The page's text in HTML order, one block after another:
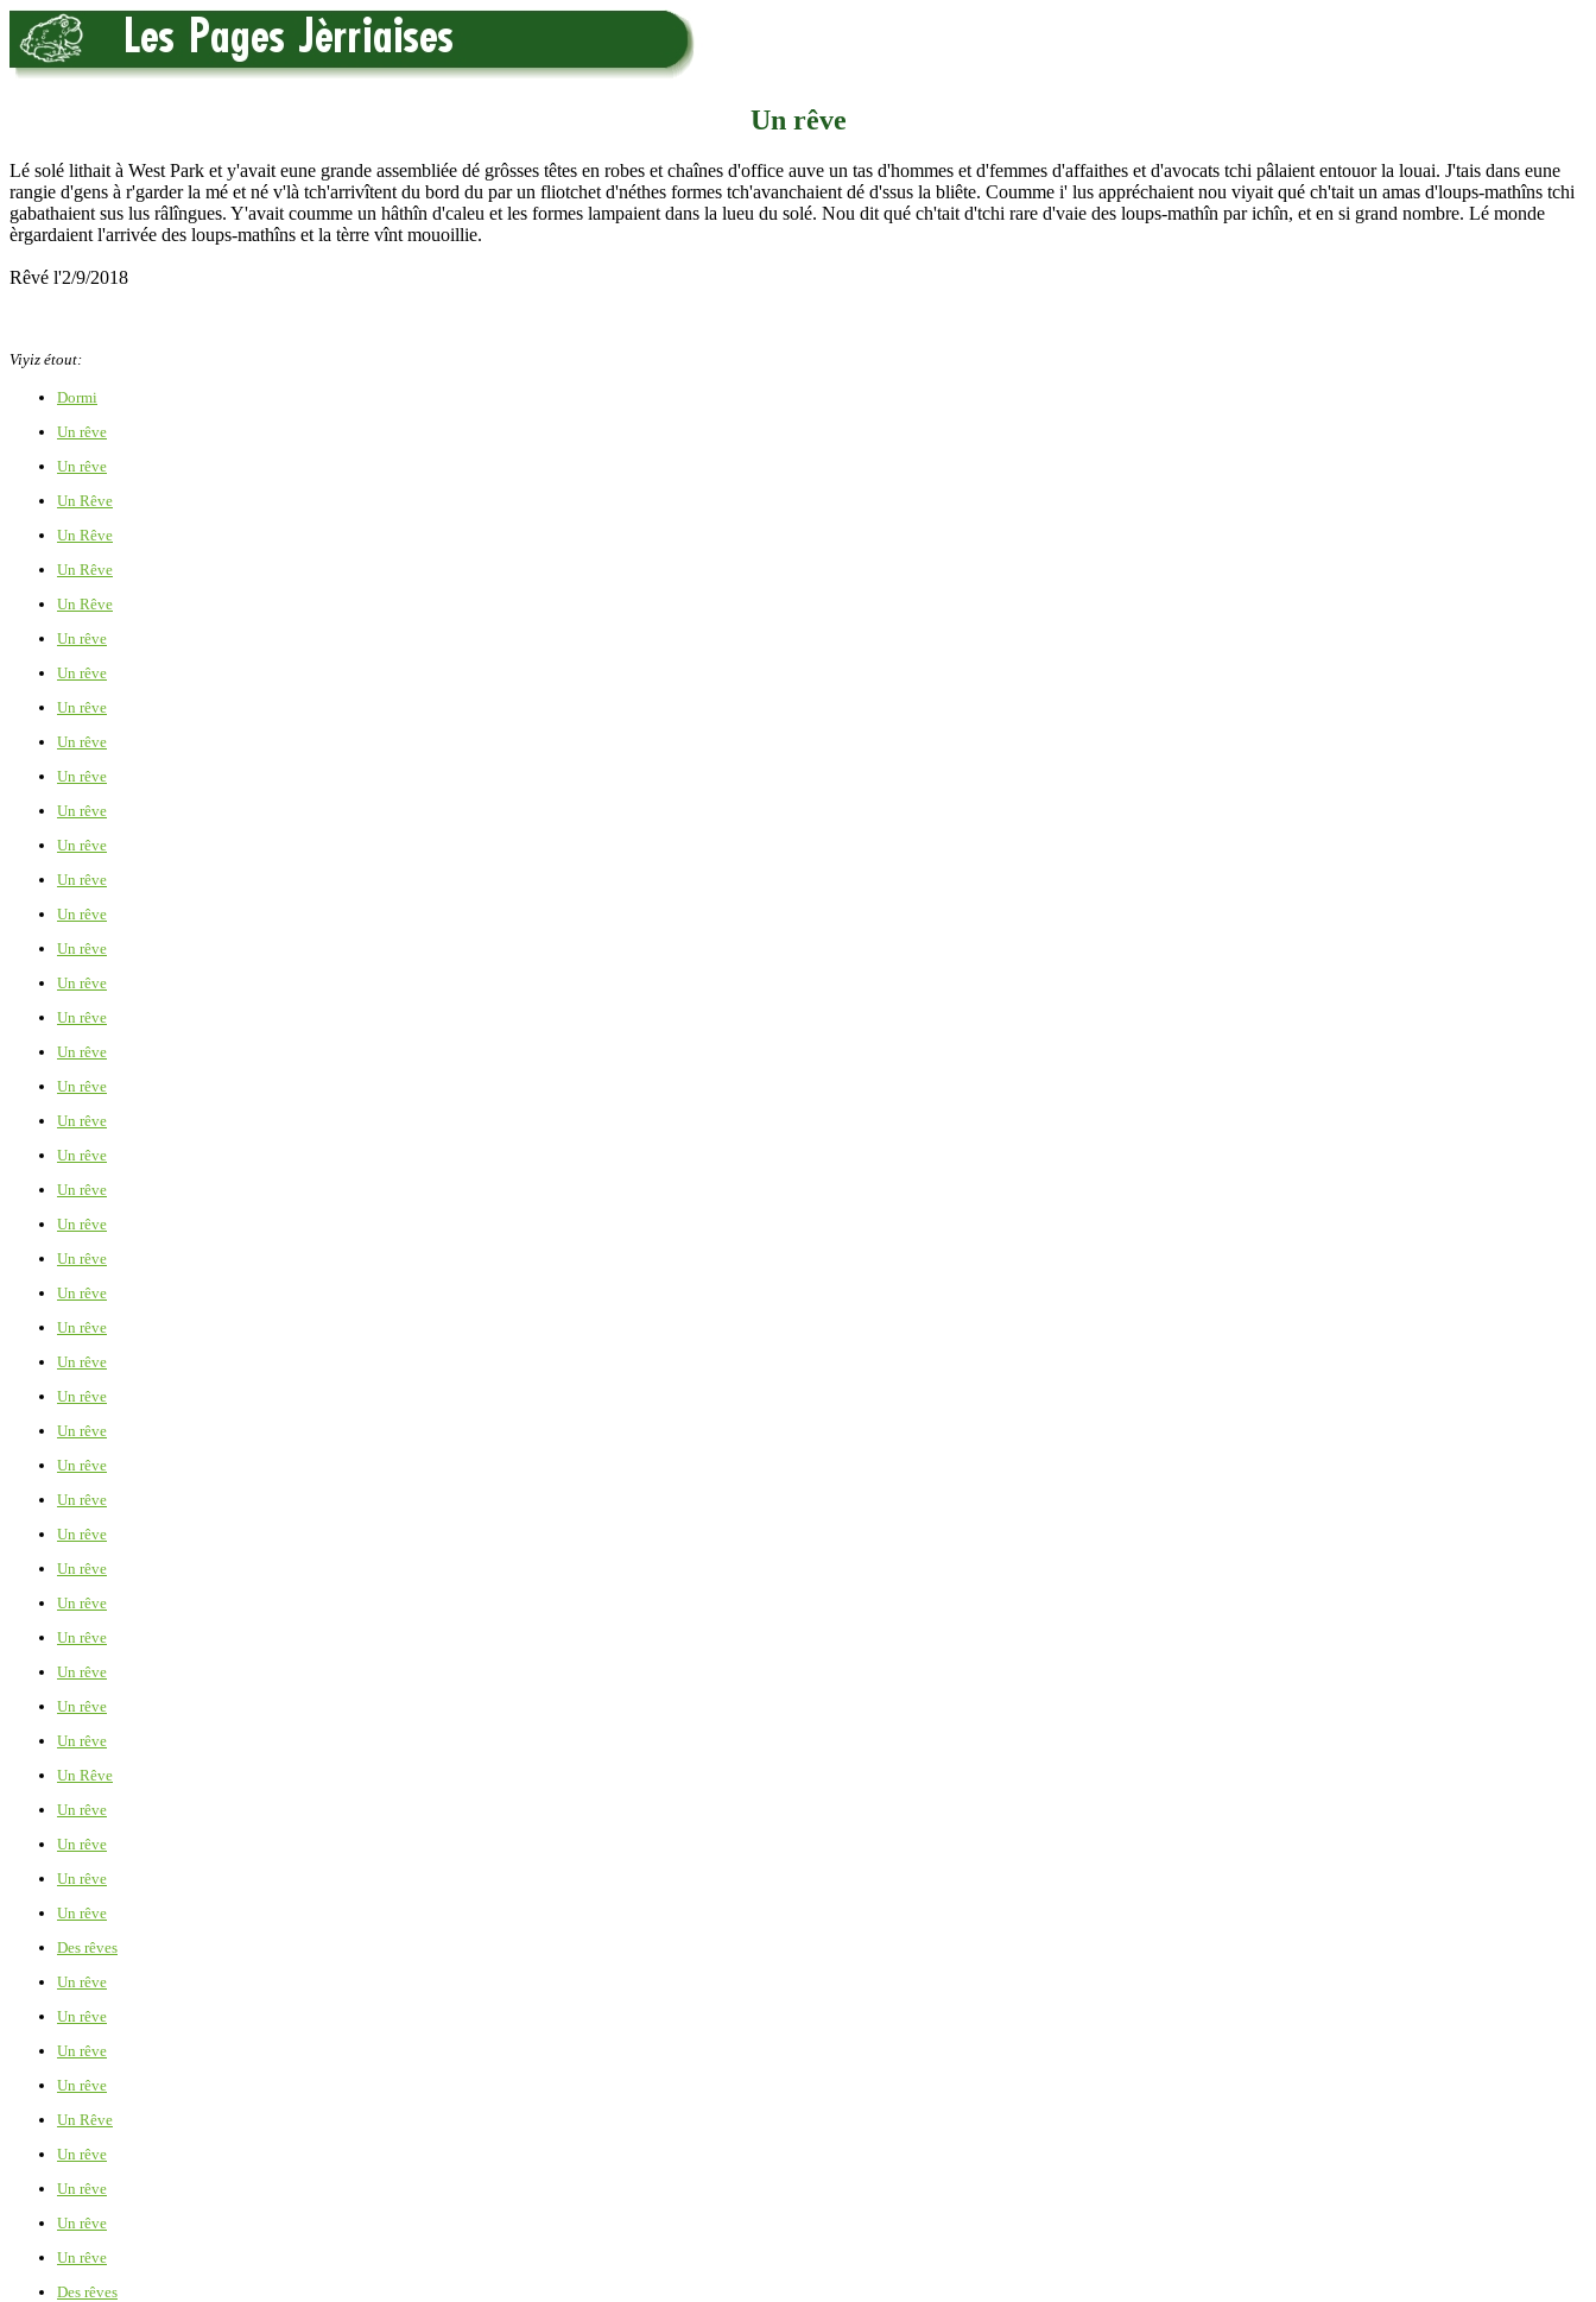
Un rêve
Lé solé lithait à West Park et y'avait eune grande assembliée dé grôsses têtes en robes et chaînes d'office auve un tas d'hommes et d'femmes d'affaithes et d'avocats tchi pâlaient entouor la louai. J'tais dans eune
rangie d'gens à r'garder la mé et né v'là tch'arrivîtent du bord du par un fliotchet d'néthes formes tch'avanchaient dé d'ssus la bliête. Coumme i' lus appréchaient nou viyait qué ch'tait un amas d'loups-mathîns tchi
gabathaient sus lus râlîngues. Y'avait coumme un hâthîn d'caleu et les formes lampaient dans la lueu du solé. Nou dit qué ch'tait d'tchi rare d'vaie des loups-mathîn par ichîn, et en si grand nombre. Lé monde
èrgardaient l'arrivée des loups-mathîns et la tèrre vînt mouoillie.
Rêvé l'2/9/2018
Viyiz étout:
Dormi
Un rêve
Un rêve
Un Rêve
Un Rêve
Un Rêve
Un Rêve
Un rêve
Un rêve
Un rêve
Un rêve
Un rêve
Un rêve
Un rêve
Un rêve
Un rêve
Un rêve
Un rêve
Un rêve
Un rêve
Un rêve
Un rêve
Un rêve
Un rêve
Un rêve
Un rêve
Un rêve
Un rêve
Un rêve
Un rêve
Un rêve
Un rêve
Un rêve
Un rêve
Un rêve
Un rêve
Un rêve
Un rêve
Un rêve
Un rêve
Un Rêve
Un rêve
Un rêve
Un rêve
Un rêve
Des rêves
Un rêve
Un rêve
Un rêve
Un rêve
Un Rêve
Un rêve
Un rêve
Un rêve
Un rêve
Des rêves